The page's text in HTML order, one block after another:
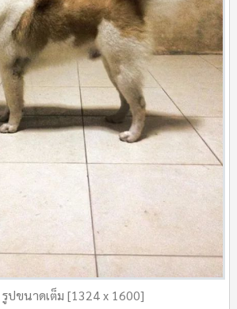
ปขนาดเต็ม [1324 x 1600]